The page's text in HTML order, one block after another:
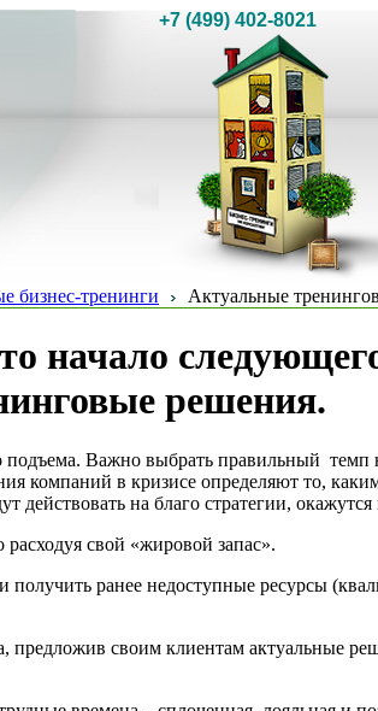
+7 (499) 402-8021
бизнес-тренинги Актуальные
начало
решения.
Важно выбрать правильный темп
компаний в кризисе определяют то,
действовать на благо стратегии,
свой «жировой запас».
получить ранее недоступные ресурсы
своим клиентам актуальные